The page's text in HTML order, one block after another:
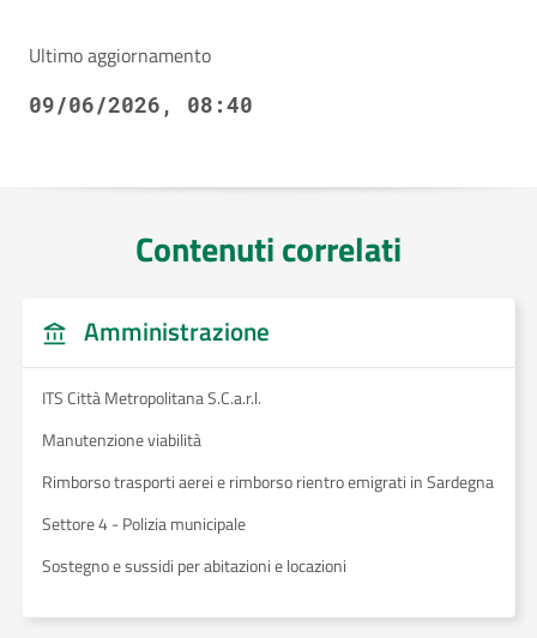
Ultimo aggiornamento
09/06/2026, 08:40
Contenuti correlati
Amministrazione
ITS Città Metropolitana S.C.a.r.l.
Manutenzione viabilità
Rimborso trasporti aerei e rimborso rientro emigrati in Sardegna
Settore 4 - Polizia municipale
Sostegno e sussidi per abitazioni e locazioni